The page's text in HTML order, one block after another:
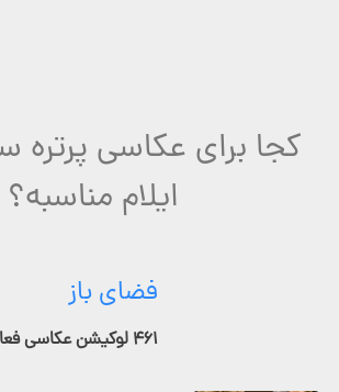
کجا برای عکاسی پرتره
ایلام مناسبه؟
فضای باز
۴۶۱ لوکیشن عکاسی فعال